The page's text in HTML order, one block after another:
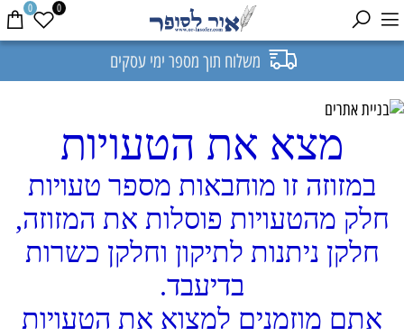
משלוח תוך מספר ימי עסקים
0 0
מצא את הטעויות
במזוזה זו מוחבאות מספר טעויות
חלק מהטעויות פוסלות את המזוזה,
חלקן ניתנות לתיקון וחלקן כשרות
בדיעבד.
אתם מוזמנים למצוא את הטעויות